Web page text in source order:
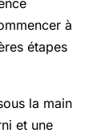
à
étapes
la main
et une